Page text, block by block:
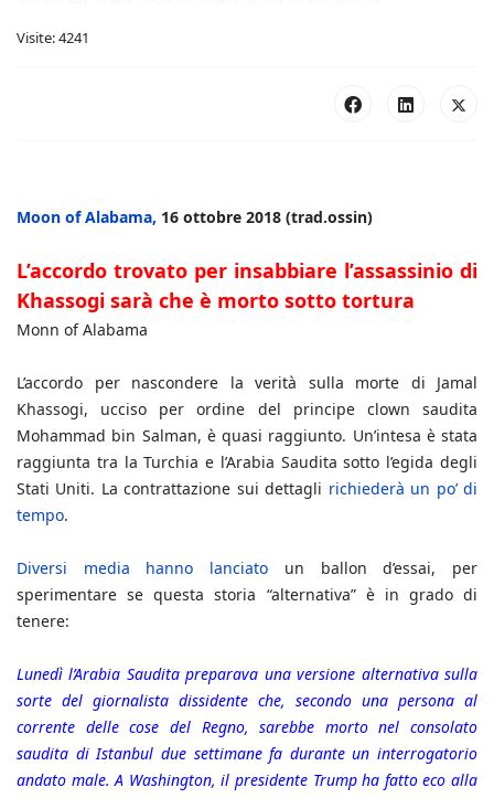
Visite: 4241
Moon of Alabama, 16 ottobre 2018 (trad.ossin)
L’accordo trovato per insabbiare l’assassinio di
Khassogi sarà che è morto sotto tortura
Monn of Alabama
L’accordo per nascondere la verità sulla morte di Jamal
Khassogi, ucciso per ordine del principe clown saudita
Mohammad bin Salman, è quasi raggiunto. Un’intesa è stata
raggiunta tra la Turchia e l’Arabia Saudita sotto l’egida degli
Stati Uniti. La contrattazione sui dettagli richiederà un po’ di
tempo.
Diversi media hanno lanciato un ballon d’essai, per
sperimentare se questa storia “alternativa” è in grado di
tenere:
Lunedì l’Arabia Saudita preparava una versione alternativa sulla
sorte del giornalista dissidente che, secondo una persona al
corrente delle cose del Regno, sarebbe morto nel consolato
saudita di Istanbul due settimane fa durante un interrogatorio
andato male. A Washington, il presidente Trump ha fatto eco alla